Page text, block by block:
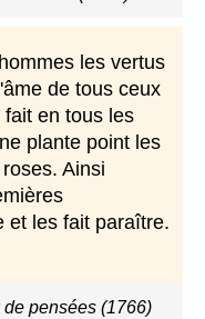
les vertus
de tous ceux
en tous les
plante point les
Ainsi
et les fait paraître.
de pensées (1766)